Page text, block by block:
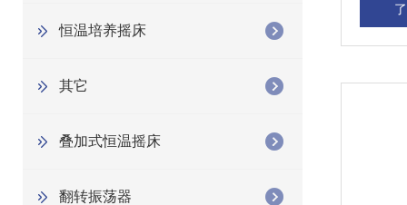
恒温培养摇床
其它
叠加式恒温摇床
翻转振荡器